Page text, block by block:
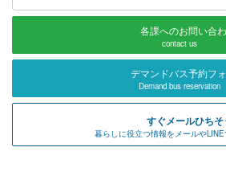
各課へのお問い合
contact us
デマンドバス予約フ
Demand bus reservation
すぐメールひちそ
暮らしに役立つ情報をメールや